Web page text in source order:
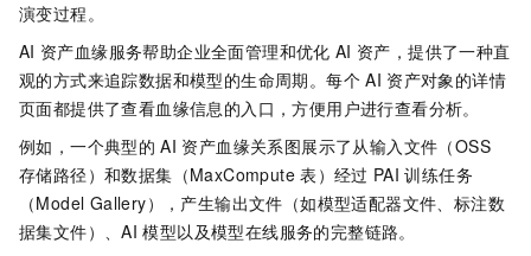
演变过程。
AI 资产血缘服务帮助企业全面管理和优化 AI 资产，提供了一种直
观的方式来追踪数据和模型的生命周期。每个 AI 资产对象的详情
页面都提供了查看血缘信息的入口，方便用户进行查看分析。
例如，一个典型的 AI 资产血缘关系图展示了从输入文件（OSS
存储路径）和数据集（MaxCompute 表）经过 PAI 训练任务
（Model Gallery），产生输出文件（如模型适配器文件、标注数
据集文件）、AI 模型以及模型在线服务的完整链路。